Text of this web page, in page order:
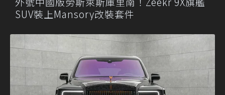
SUV裝上Mansory改裝套件